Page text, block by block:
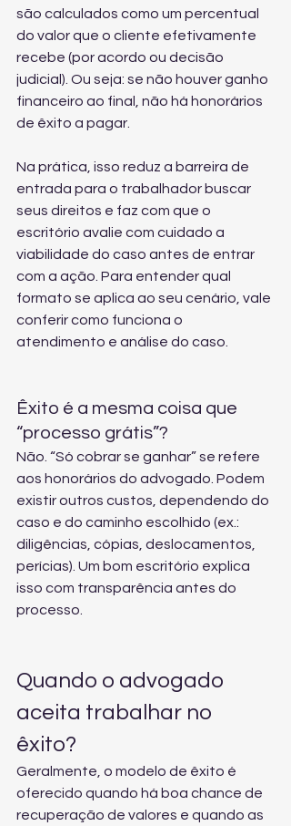
são calculados como um percentual
do valor que o cliente efetivamente
recebe (por acordo ou decisão
judicial). Ou seja: se não houver ganho
financeiro ao final, não há honorários
de êxito a pagar.
Na prática, isso reduz a barreira de
entrada para o trabalhador buscar
seus direitos e faz com que o
escritório avalie com cuidado a
viabilidade do caso antes de entrar
com a ação. Para entender qual
formato se aplica ao seu cenário, vale
conferir como funciona o
atendimento e análise do caso
Êxito é a mesma coisa que
“processo grátis”?
Não. “Só cobrar se ganhar” se refere
aos honorários do advogado. Podem
existir outros custos, dependendo do
caso e do caminho escolhido (ex.:
diligências, cópias, deslocamentos,
perícias). Um bom escritório explica
isso com transparência antes do
processo.
Quando o advogado
aceita trabalhar no
êxito?
Geralmente, o modelo de êxito é
oferecido quando há boa chance de
recuperação de valores e quando as